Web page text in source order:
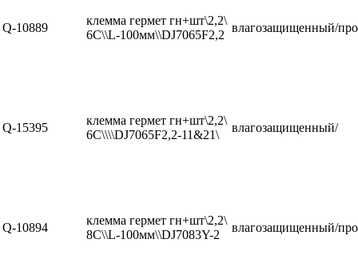
Q-10889
клемма гермет гн+шт\2,2\
6C\\L-100мм\\DJ7065F2,2
влагозащищенный/
Q-15395
клемма гермет гн+шт\2,2\
6C\\\\DJ7065F2,2-11&21\
влагозащищенный/
Q-10894
клемма гермет гн+шт\2,2\
8C\\L-100мм\\DJ7083Y-2
влагозащищенный/